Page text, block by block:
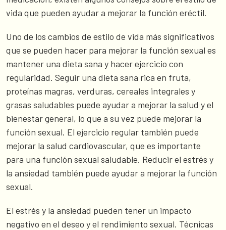
vida que pueden ayudar a mejorar la función eréctil.
Uno de los cambios de estilo de vida más significativos
que se pueden hacer para mejorar la función sexual es
mantener una dieta sana y hacer ejercicio con
regularidad. Seguir una dieta sana rica en fruta,
proteínas magras, verduras, cereales integrales y
grasas saludables puede ayudar a mejorar la salud y el
bienestar general, lo que a su vez puede mejorar la
función sexual. El ejercicio regular también puede
mejorar la salud cardiovascular, que es importante
para una función sexual saludable. Reducir el estrés y
la ansiedad también puede ayudar a mejorar la función
sexual.
El estrés y la ansiedad pueden tener un impacto
negativo en el deseo y el rendimiento sexual. Técnicas